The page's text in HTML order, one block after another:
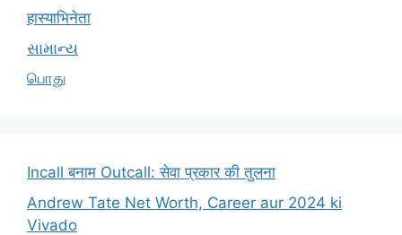
हास्याभिनेता
સામાન્ય
பொது
Incall बनाम Outcall: सेवा प्रकार की तुलना
Andrew Tate Net Worth, Career aur 2024 ki
Vivado